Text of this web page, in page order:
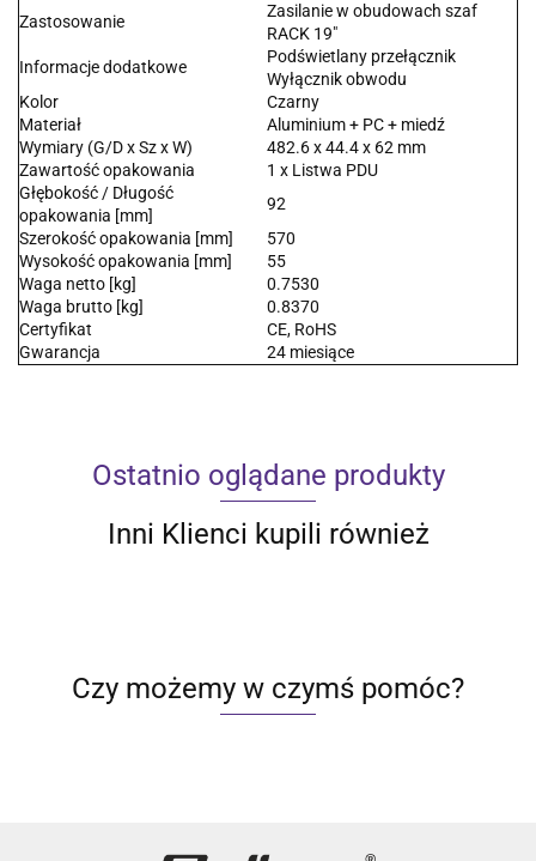
Zastosowanie
Zasilanie w obudowach szaf
RACK 19"
Informacje dodatkowe
Podświetlany przełącznik
Wyłącznik obwodu
Kolor
Czarny
Materiał
Aluminium + PC + miedź
Wymiary (G/D x Sz x W)
482.6 x 44.4 x 62 mm
Zawartość opakowania
1 x Listwa PDU
Głębokość / Długość
opakowania [mm]
92
Szerokość opakowania [mm]
570
Wysokość opakowania [mm]
55
Waga netto [kg]
0.7530
Waga brutto [kg]
0.8370
Certyfikat
CE, RoHS
Gwarancja
24 miesiące
Ostatnio oglądane produkty
Inni Klienci kupili również
Czy możemy w czymś pomóc?